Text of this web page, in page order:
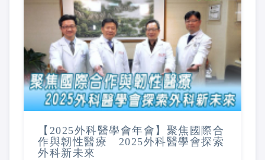
【2025外科醫學會年會】聚焦國際合
作與韌性醫療 2025外科醫學會探索
外科新未來